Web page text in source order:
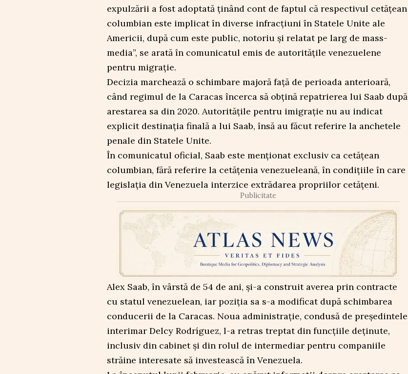
expulzării a fost adoptată ținând cont de faptul că respectivul cetățean
columbian este implicat în diverse infracțiuni în Statele Unite ale
Americii, după cum este public, notoriu și relatat pe larg de mass-
media”, se arată în comunicatul emis de autoritățile venezuelene
pentru migrație.
Decizia marchează o schimbare majoră față de perioada anterioară,
când regimul de la Caracas încerca să obțină repatrierea lui Saab după
arestarea sa din 2020. Autoritățile pentru imigrație nu au indicat
explicit destinația finală a lui Saab, însă au făcut referire la anchetele
penale din Statele Unite.
În comunicatul oficial, Saab este menționat exclusiv ca cetățean
columbian, fără referire la cetățenia venezueleană, în condițiile în care
legislația din Venezuela interzice extrădarea propriilor cetățeni.
Publicitate
Alex Saab, în vârstă de 54 de ani, și-a construit averea prin contracte
cu statul venezuelean, iar poziția sa s-a modificat după schimbarea
conducerii de la Caracas. Noua administrație, condusă de președintele
interimar Delcy Rodríguez, l-a retras treptat din funcțiile deținute,
inclusiv din cabinet și din rolul de intermediar pentru companiile
străine interesate să investească în Venezuela.